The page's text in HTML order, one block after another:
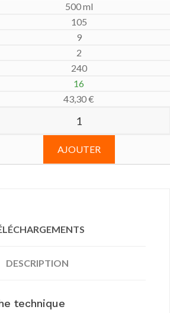
500 ml
105
9
2
240
16
43,30€
AJOUTER
DESCRIPTION
technique